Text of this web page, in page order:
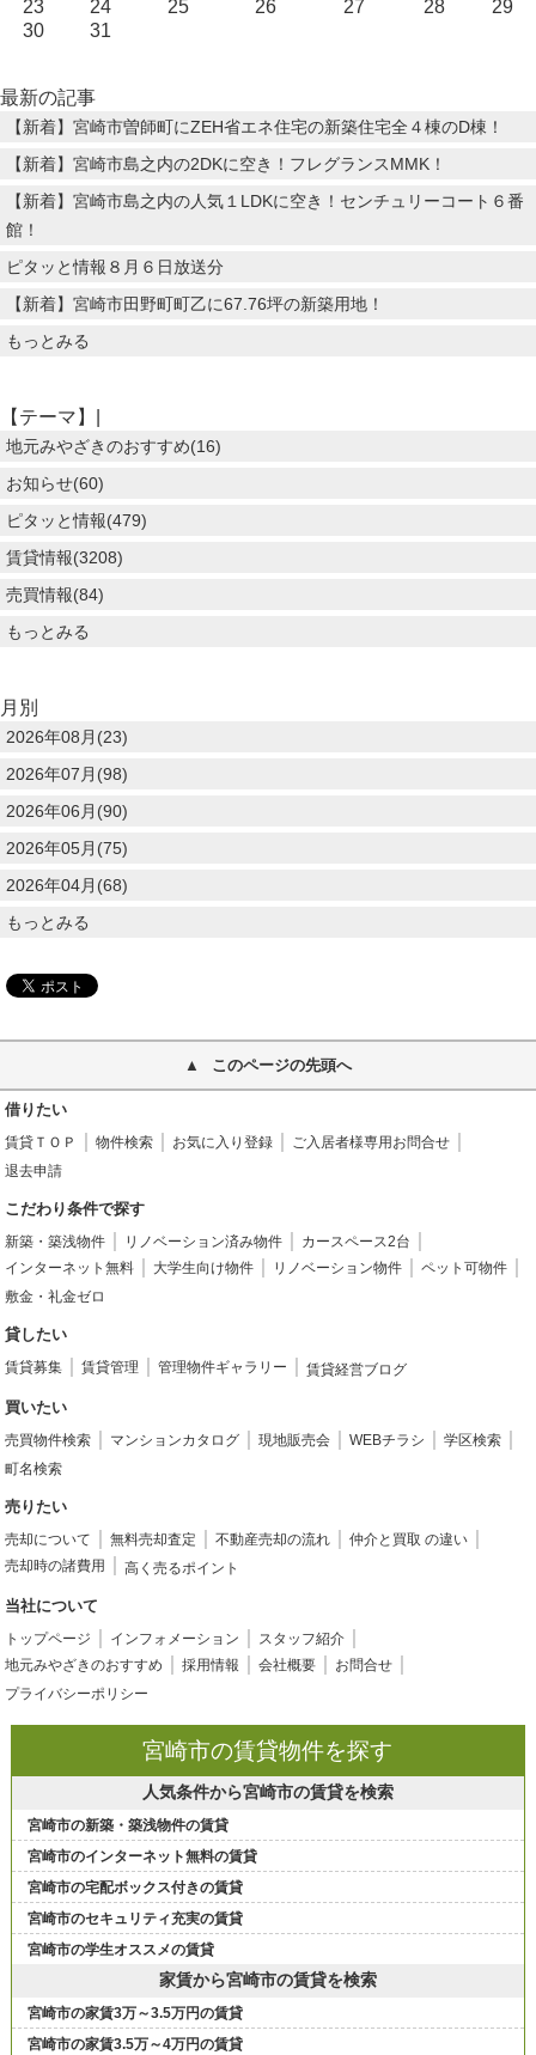
23 24 25 26 27 28
29
30
31
最新の記事
【新着】宮崎市曽師町にZEH省エネ住宅の新築住宅全４棟のD棟！
【新着】宮崎市島之内の2DKに空き！フレグランスMMK！
【新着】宮崎市島之内の人気１LDKに空き！センチュリーコート６番
館！
ピタッと情報８月６日放送分
【新着】宮崎市田野町町乙に67.76坪の新築用地！
もっとみる
【テーマ】|
地元みやざきのおすすめ(16)
お知らせ(60)
ピタッと情報(479)
賃貸情報(3208)
売買情報(84)
もっとみる
月別
2026年08月(23)
2026年07月(98)
2026年06月(90)
2026年05月(75)
2026年04月(68)
もっとみる
このページの先頭へ
借りたい
賃貸ＴＯＰ 物件検索 お気に入り登録
ご入居者様専用お問合せ
退去申請
こだわり条件で探す
新築・築浅物件 リノベーション済み物件
カースペース2台
インターネット無料
大学生向け物件 リノベーション物件
ペット可物件
敷金・礼金ゼロ
貸したい
賃貸募集 賃貸管理 管理物件ギャラリー 賃貸経営ブログ
買いたい
売買物件検索 マンションカタログ 現地販売会 WEBチラシ
学区検索
町名検索
売りたい
売却について 無料売却査定 不動産売却の流れ
仲介と買取 の違い
売却時の諸費用
高く売るポイント
当社について
トップページ インフォメーション
スタッフ紹介
地元みやざきのおすすめ
採用情報 会社概要
お問合せ
プライバシーポリシー
宮崎市の賃貸物件を探す
人気条件から宮崎市の賃貸を検索
宮崎市の新築・築浅物件の賃貸
宮崎市のインターネット無料の賃貸
宮崎市の宅配ボックス付きの賃貸
宮崎市のセキュリティ充実の賃貸
宮崎市の学生オススメの賃貸
家賃から宮崎市の賃貸を検索
宮崎市の家賃3万～3.5万円の賃貸
宮崎市の家賃3.5万～4万円の賃貸